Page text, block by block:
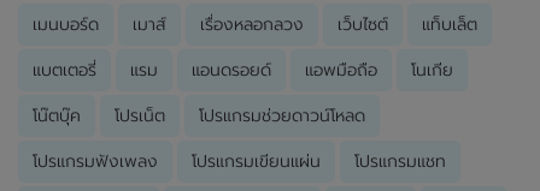
เมนบอร์ด เมาส์ เรื่องหลอกลวง เว็บไซต์ แท็บเล็ต
แบตเตอรี่ แรม แอนดรอยด์ แอพมือถือ โนเกีย
โน๊ตบุ๊ค โปรเน็ต โปรแกรมช่วยดาวน์โหลด
โปรแกรมฟังเพลง โปรแกรมเขียนแผ่น โปรแกรมแชท